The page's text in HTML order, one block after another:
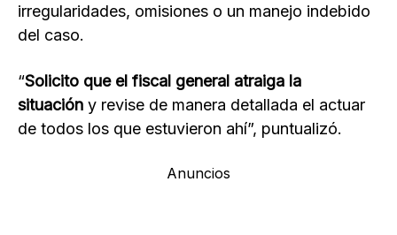
irregularidades, omisiones o un manejo indebido
del caso.
“Solicito que el fiscal general atraiga la
situación y revise de manera detallada el actuar
de todos los que estuvieron ahí”, puntualizó.
Anuncios